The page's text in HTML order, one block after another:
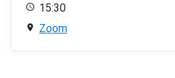
15:30
Zoom